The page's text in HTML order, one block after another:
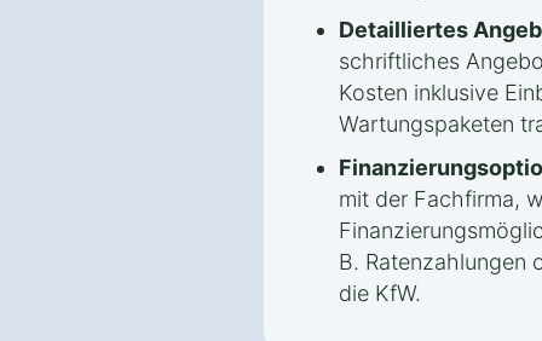
Detailliertes
schriftliches
Kosten inklusive
Wartungspaketen
mit der Fachfirma,
B. Ratenzahlungen
die KfW.